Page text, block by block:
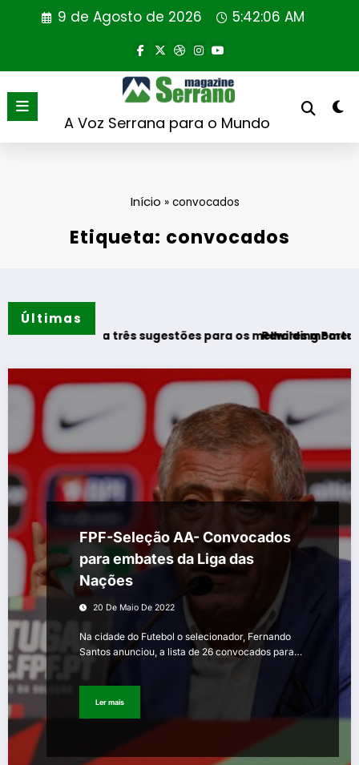
9 de Agosto de 2026 5:42:07 AM
A Voz Serrana para o Mundo
Início » convocados
Etiqueta: convocados
Últimas
três sugestões para os melhores momentos do verão
Rewilding Portugal realiza
FPF-Seleção AA- Convocados
para embates da Liga das
Nações
20 De Maio De 2022
Na cidade do Futebol o selecionador, Fernando
Santos anunciou, a lista de 26 convocados para…
Ler mais